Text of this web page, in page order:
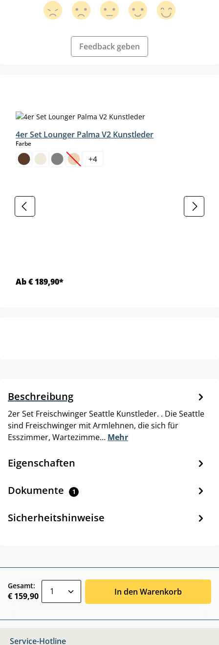
Feedback geben
4er Set Lounger Palma V2 Kunstleder
Farbeauswählen
(Diese Option ist zurzeit nicht verfügbar.)
+4
Ab € 189,90*
Beschreibung
2er Set Freischwinger Seattle Kunstleder. . Die Seattle
sind Freischwinger mit Armlehnen, die sich für
Esszimmer, Wartezimme… Mehr
Eigenschaften
Dokumente 1
Sicherheitshinweise
Gesamt:
€ 159,90 In den Warenkorb
Service-Hotline